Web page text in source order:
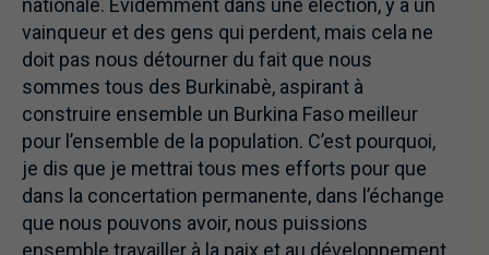
nationale. Evidemment dans une élection, y a un
vainqueur et des gens qui perdent, mais cela ne
doit pas nous détourner du fait que nous
sommes tous des Burkinabè, aspirant à
construire ensemble un Burkina Faso meilleur
pour l’ensemble de la population. C’est pourquoi,
je dis que je mettrai tous mes efforts pour que
dans la concertation permanente, dans l’échange
que nous pouvons avoir, nous puissions
ensemble travailler à la paix et au développement